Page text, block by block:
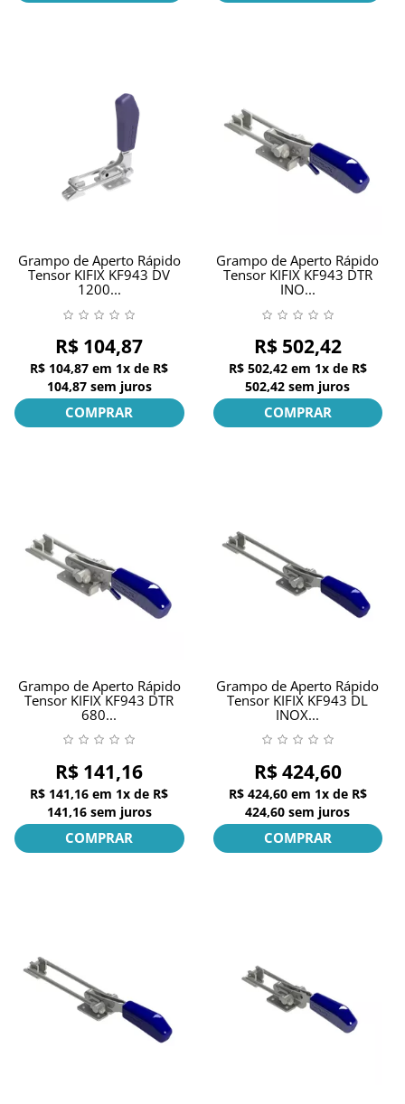
Grampo de Aperto Rápido
Tensor KIFIX KF943 DV
1200...
R$ 104,87
R$ 104,87 em 1x de R$
104,87 sem juros
COMPRAR
Grampo de Aperto Rápido
Tensor KIFIX KF943 DTR
INO...
R$ 502,42
R$ 502,42 em 1x de R$
502,42 sem juros
COMPRAR
Grampo de Aperto Rápido
Tensor KIFIX KF943 DTR
680...
R$ 141,16
R$ 141,16 em 1x de R$
141,16 sem juros
COMPRAR
Grampo de Aperto Rápido
Tensor KIFIX KF943 DL
INOX...
R$ 424,60
R$ 424,60 em 1x de R$
424,60 sem juros
COMPRAR